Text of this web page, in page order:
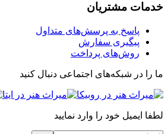
خدمات مشتریان
پاسخ به پرسش‌های متداول
پیگیری سفارش
روش‌های پرداخت
ما را در شبکه‌های اجتماعی دنبال کنید
لطفا ایمیل خود را وارد نمایید